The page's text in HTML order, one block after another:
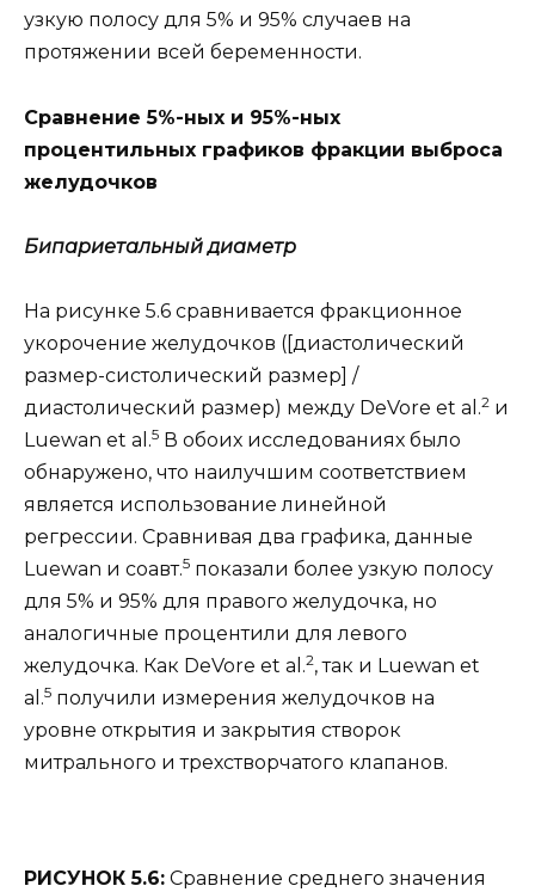
узкую полосу для 5% и 95% случаев на
протяжении всей беременности.
Сравнение 5%-ных и 95%-ных
процентильных графиков фракции выброса
желудочков
Бипариетальный диаметр
На рисунке 5.6 сравнивается фракционное
укорочение желудочков ([диастолический
размер-систолический размер] /
диастолический размер) между DeVore et al.2 и
Luewan et al.5 В обоих исследованиях было
обнаружено, что наилучшим соответствием
является использование линейной
регрессии. Сравнивая два графика, данные
Luewan и соавт.5 показали более узкую полосу
для 5% и 95% для правого желудочка, но
аналогичные процентили для левого
желудочка. Как DeVore et al.2, так и Luewan et
al.5 получили измерения желудочков на
уровне открытия и закрытия створок
митрального и трехстворчатого клапанов.
РИСУНОК 5.6: Сравнение среднего значения